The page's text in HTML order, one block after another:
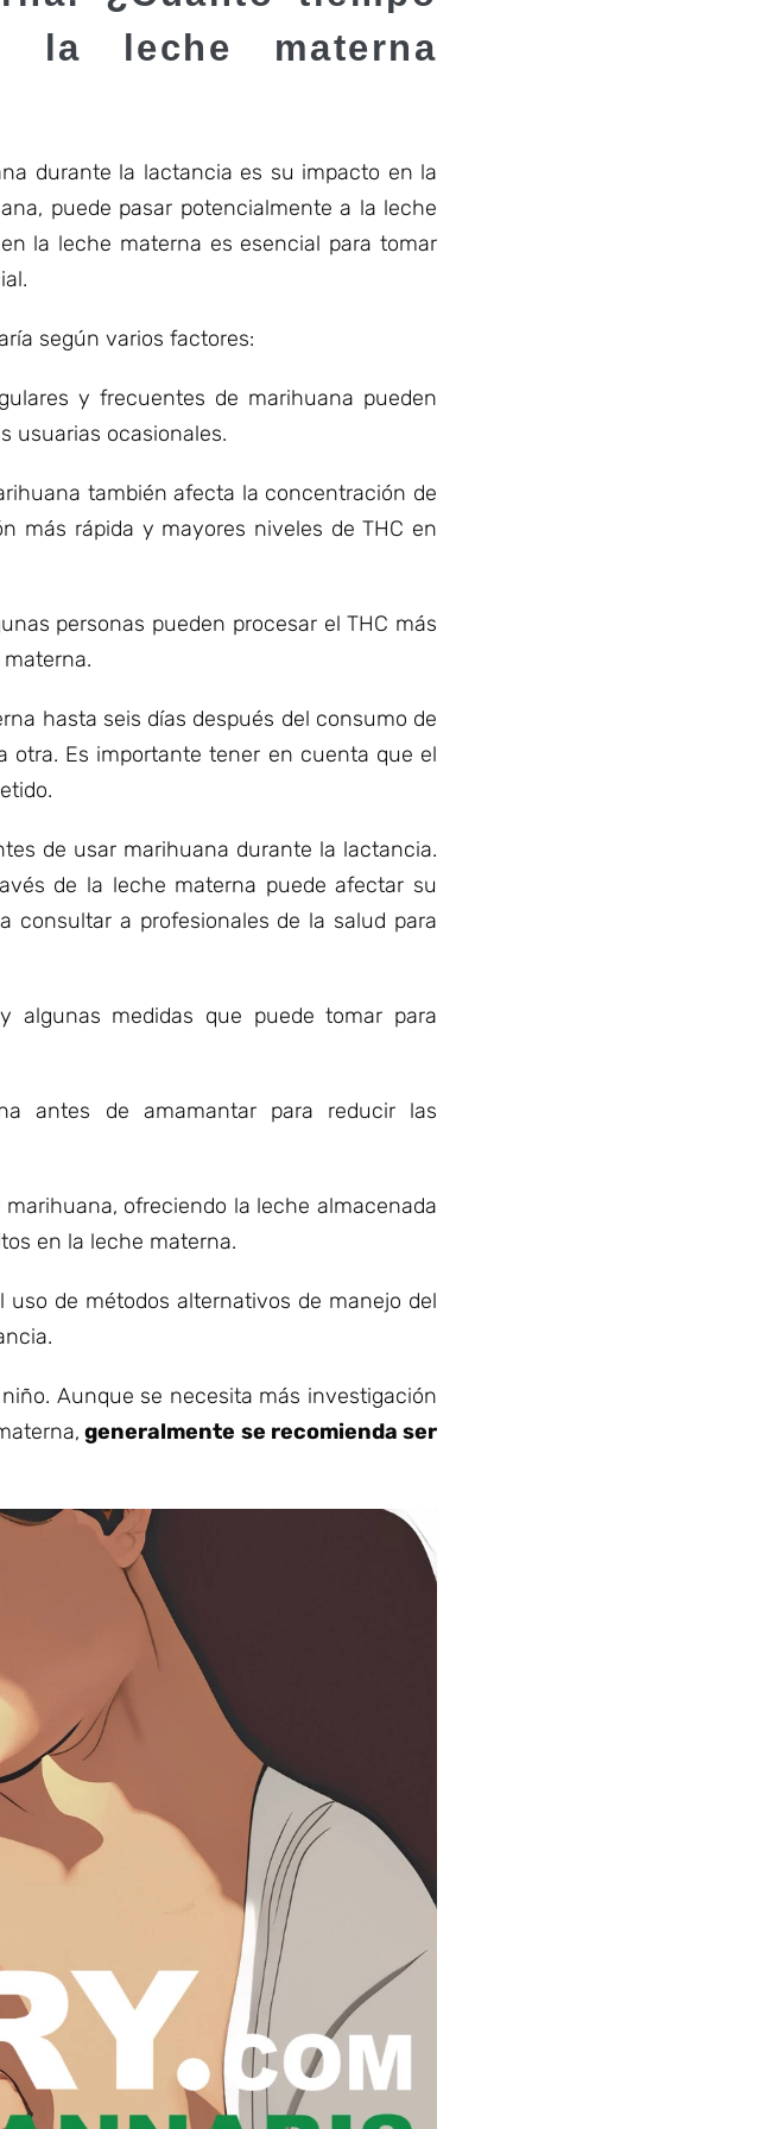
la leche materna
durante la lactancia es su impacto en la
puede pasar potencialmente a la leche
la leche materna es esencial para tomar
según varios factores:
y frecuentes de marihuana pueden
usuarias ocasionales.
también afecta la concentración de
más rápida y mayores niveles de THC en
personas pueden procesar el THC más
hasta seis días después del consumo de
otra. Es importante tener en cuenta que el
de usar marihuana durante la lactancia.
de la leche materna puede afectar su
consultar a profesionales de la salud para
algunas medidas que puede tomar para
antes de amamantar para reducir las
ofreciendo la leche almacenada
en la leche materna.
de métodos alternativos de manejo del
Aunque se necesita más investigación
generalmente se recomienda ser